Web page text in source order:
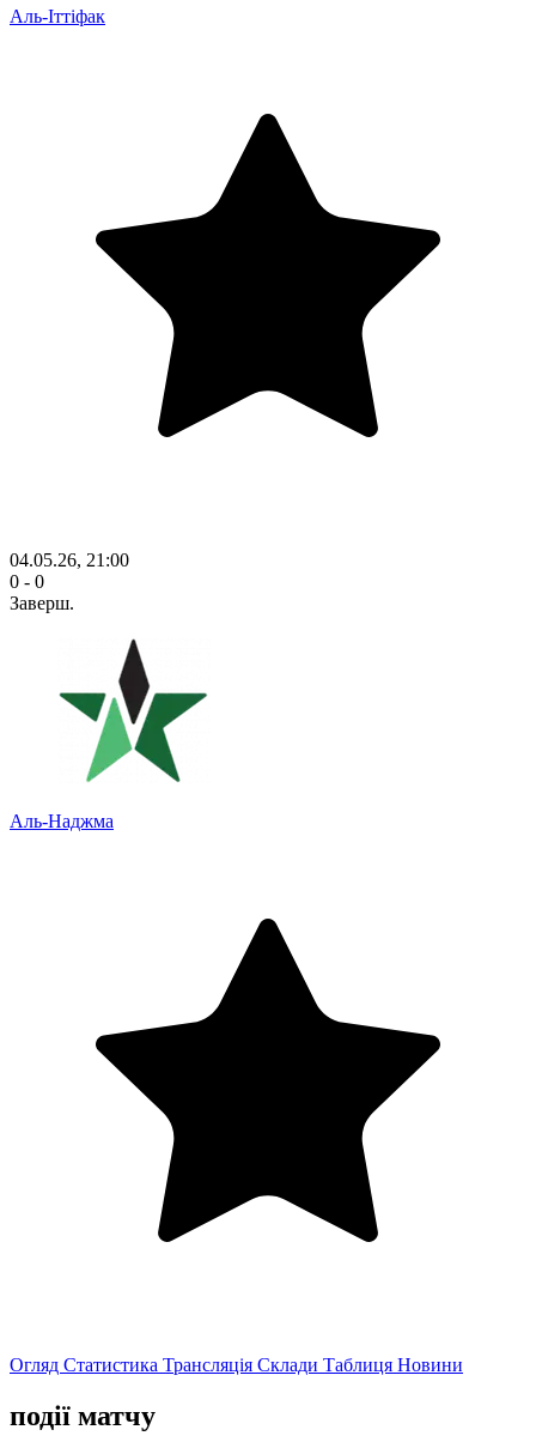
Аль-Іттіфак
04.05.26, 21:00
0 - 0
Заверш.
Аль-Наджма
Огляд Статистика Трансляція Склади Таблиця Новини
події матчу